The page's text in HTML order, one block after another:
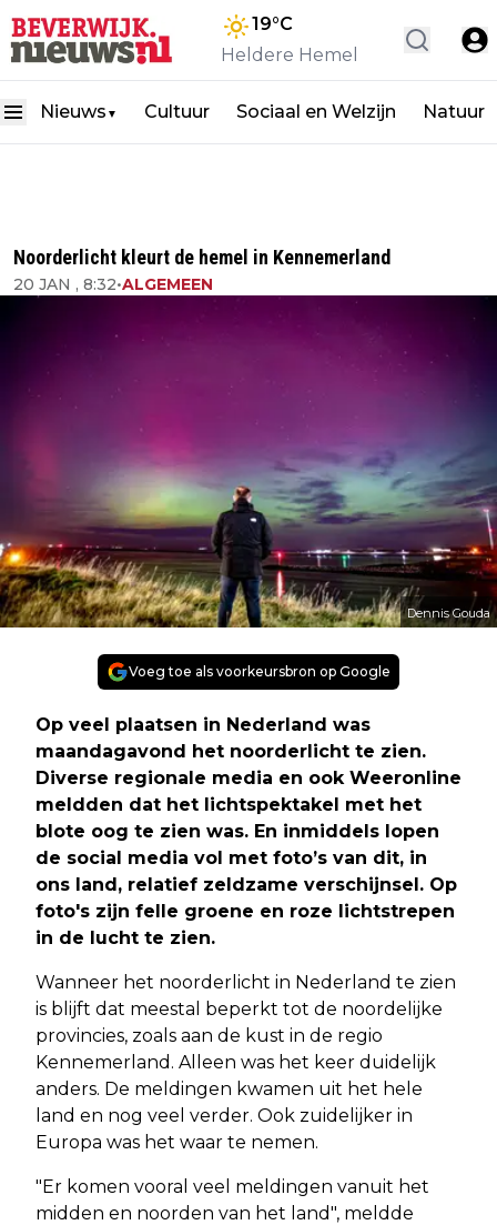
19°C
Heldere Hemel
Nieuws ▼ Cultuur Sociaal en Welzijn Natuur
Noorderlicht kleurt de hemel in Kennemerland
20 JAN , 8:32•ALGEMEEN
Dennis Gouda
Voeg toe als voorkeursbron op Google
Op veel plaatsen in Nederland was
maandagavond het noorderlicht te zien.
Diverse regionale media en ook Weeronline
meldden dat het lichtspektakel met het
blote oog te zien was. En inmiddels lopen
de social media vol met foto’s van dit, in
ons land, relatief zeldzame verschijnsel. Op
foto's zijn felle groene en roze lichtstrepen
in de lucht te zien.
Wanneer het noorderlicht in Nederland te zien
is blijft dat meestal beperkt tot de noordelijke
provincies, zoals aan de kust in de regio
Kennemerland. Alleen was het keer duidelijk
anders. De meldingen kwamen uit het hele
land en nog veel verder. Ook zuidelijker in
Europa was het waar te nemen.
"Er komen vooral veel meldingen vanuit het
midden en noorden van het land", meldde